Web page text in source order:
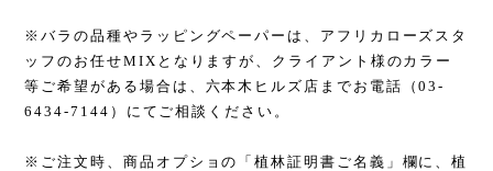
※バラの品種やラッピングペーパーは、アフリカローズスタ
ッフのお任せMIXとなりますが、クライアント様のカラー
等ご希望がある場合は、六本木ヒルズ店までお電話（03-
6434-7144）にてご相談ください。
※ご注文時、商品オプショの「植林証明書ご名義」欄に、植